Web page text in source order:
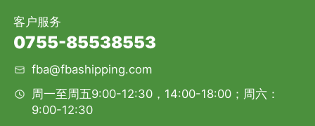
客户服务
0755-85538553
fba@fbashipping.com
周一至周五9:00-12:30，14:00-18:00；周六：
9:00-12:30